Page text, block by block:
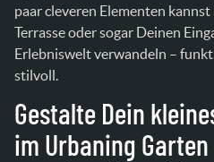
paar cleveren Elementen
Terrasse oder sogar Deinen
Erlebniswelt verwandeln –
stilvoll.
Gestalte Dein
im Urbaning